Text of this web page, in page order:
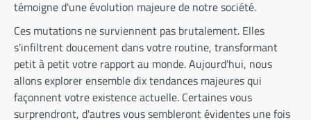
témoigne d'une évolution majeure de notre société.
Ces mutations ne surviennent pas brutalement. Elles
s'infiltrent doucement dans votre routine, transformant
petit à petit votre rapport au monde. Aujourd'hui, nous
allons explorer ensemble dix tendances majeures qui
façonnent votre existence actuelle. Certaines vous
surprendront, d'autres vous sembleront évidentes une fois